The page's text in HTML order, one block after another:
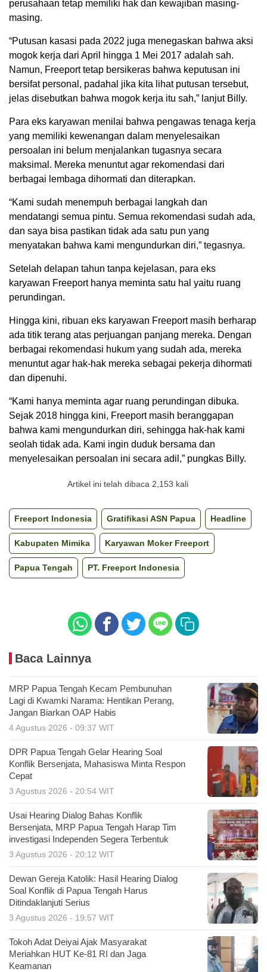
perusahaan tetap memiliki hak dan kewajiban masing-
masing.
“Putusan kasasi pada 2022 juga menegaskan bahwa aksi
mogok kerja dari April hingga 1 Mei 2017 adalah sah.
Namun, Freeport tetap bersikeras bahwa keputusan ini
bersifat personal, padahal jika kita lihat putusan tersebut,
jelas disebutkan bahwa mogok kerja itu sah,” lanjut Billy.
Para eks karyawan menilai bahwa pengawas tenaga kerja
yang memiliki kewenangan dalam menyelesaikan
persoalan ini belum menjalankan tugasnya secara
maksimal. Mereka menuntut agar rekomendasi dari
berbagai lembaga dihormati dan diterapkan.
“Kami sudah menempuh berbagai langkah dan
mendatangi semua pintu. Semua rekomendasi sudah ada,
dan saya bisa pastikan tidak ada satu pun yang
menyatakan bahwa kami mengundurkan diri,” tegasnya.
Setelah delapan tahun tanpa kejelasan, para eks
karyawan Freeport hanya meminta satu hal yaitu ruang
perundingan.
Hingga kini, ribuan eks karyawan Freeport masih berharap
ada titik terang atas perjuangan panjang mereka. Dengan
berbagai rekomendasi hukum yang sudah ada, mereka
menuntut agar hak-hak mereka sebagai pekerja dihormati
dan dipenuhi.
“Kami hanya meminta agar ruang perundingan dibuka.
Sejak 2018 hingga kini, Freeport masih beranggapan
bahwa kami mengundurkan diri, sehingga hak-hak kami
seolah tidak ada. Kami ingin duduk bersama dan
menyelesaikan persoalan ini secara adil,” pungkas Billy.
Artikel ini telah dibaca 2,153 kali
Freeport Indonesia Gratifikasi ASN Papua Headline
Kabupaten Mimika Karyawan Moker Freeport
Papua Tengah PT. Freeport Indonesia
Baca Lainnya
MRP Papua Tengah Kecam Pembunuhan
Lagi di Kwamki Narama: Hentikan Perang,
Jangan Biarkan OAP Habis
4 Agustus 2026 - 09:37 WIT
DPR Papua Tengah Gelar Hearing Soal
Konflik Bersenjata, Mahasiswa Minta Respon
Cepat
3 Agustus 2026 - 20:54 WIT
Usai Hearing Dialog Bahas Konflik
Bersenjata, MRP Papua Tengah Harap Tim
investigasi Independen Segera Terbentuk
3 Agustus 2026 - 20:12 WIT
Dewan Gereja Katolik: Hasil Hearing Dialog
Soal Konflik di Papua Tengah Harus
Ditindaklanjuti Serius
3 Agustus 2026 - 19:57 WIT
Tokoh Adat Deiyai Ajak Masyarakat
Meriahkan HUT Ke-81 RI dan Jaga
Keamanan